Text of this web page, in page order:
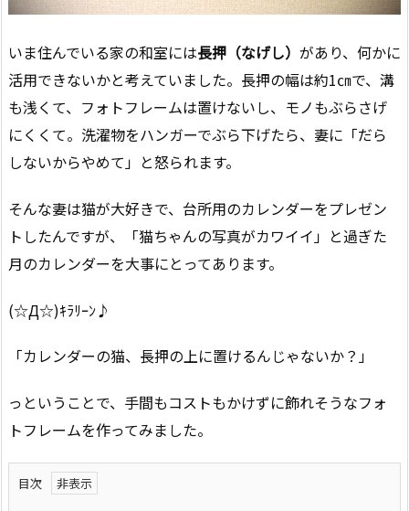
いま住んでいる家の和室には長押（なげし） があり、何かに
活用できないかと考えていました。長押の幅は約1㎝で、溝
も浅くて、フォトフレームは置けないし、モノもぶらさげ
にくくて。洗濯物をハンガーでぶら下げたら、妻に「だら
しないからやめて」と怒られます。
そんな妻は猫が大好きで、台所用のカレンダーをプレゼン
トしたんですが、「猫ちゃんの写真がカワイイ」と過ぎた
月のカレンダーを大事にとってあります。
(☆Д☆)ｷﾗﾘｰﾝ♪
「カレンダーの猫、長押の上に置けるんじゃないか？」
っということで、手間もコストもかけずに飾れそうなフォ
トフレームを作ってみました。
目次